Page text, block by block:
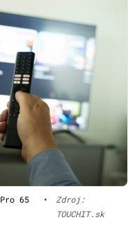
65
•
Zdroj:
TOUCHIT.sk